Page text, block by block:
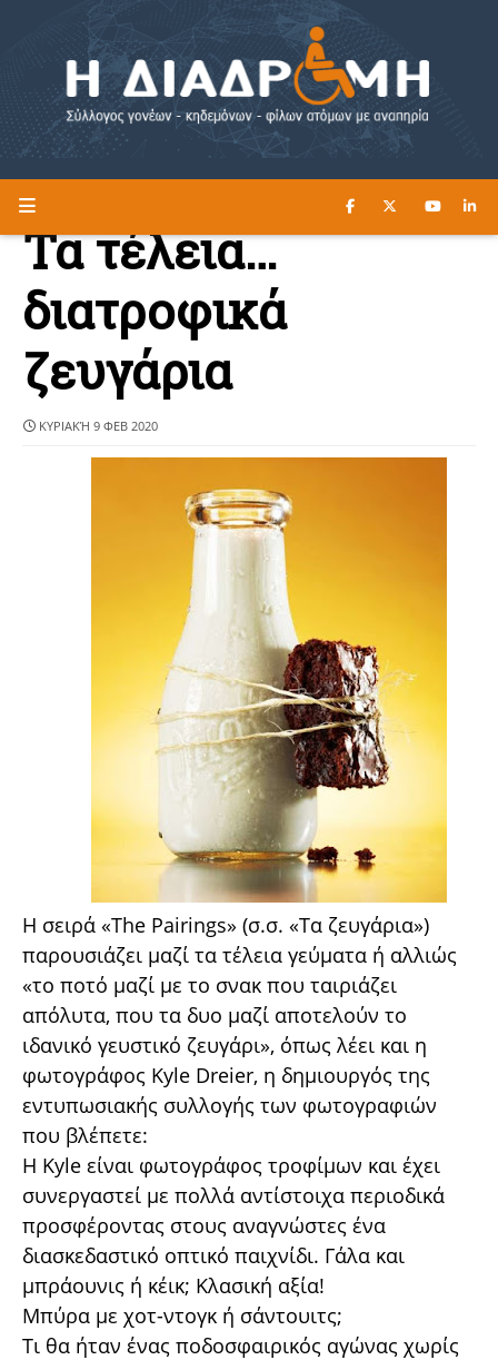
Η ΔΙΑΔΡΟΜΗ ΔΙΑΒΑΣΤΕ ΕΔΩ ►
Τα τέλεια…
διατροφικά
ζευγάρια
ΚΥΡΙΑΚΉ 9 ΦΕΒ 2020
Η σειρά «The Pairings» (σ.σ. «Τα ζευγάρια»)
παρουσιάζει μαζί τα τέλεια γεύματα ή αλλιώς
«το ποτό μαζί με το σνακ που ταιριάζει
απόλυτα, που τα δυο μαζί αποτελούν το
ιδανικό γευστικό ζευγάρι», όπως λέει και η
φωτογράφος Kyle Dreier, η δημιουργός της
εντυπωσιακής συλλογής των φωτογραφιών
που βλέπετε:
Η Kyle είναι φωτογράφος τροφίμων και έχει
συνεργαστεί με πολλά αντίστοιχα περιοδικά
προσφέροντας στους αναγνώστες ένα
διασκεδαστικό οπτικό παιχνίδι. Γάλα και
μπράουνις ή κέικ; Κλασική αξία!
Μπύρα με χοτ-ντογκ ή σάντουιτς;
Τι θα ήταν ένας ποδοσφαιρικός αγώνας χωρίς